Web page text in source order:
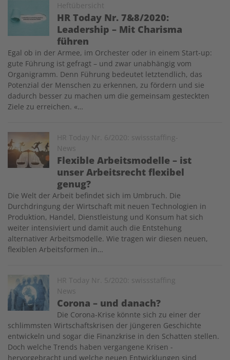
Heftübersicht
HR Today Nr. 7&8/2020:
Leadership – Mit Charisma
führen
Egal ob in der Armee, im Orchester oder in einem Start-up:
gute Führung ist gefragt – und zwar unabhängig vom
Organigramm. Denn Führung bedeutet letztendlich, das
Potenzial der Menschen zu erkennen, zu fördern und sie
dadurch besser zu machen um die gemeinsam gesteckten
Ziele zu erreichen. «…
HR Today Nr. 6/2020: swissstaffing-
News
Flexible Arbeitsmodelle – ist
unser Arbeitsrecht flexibel
genug?
Image
Die Welt der Arbeit befindet sich im Umbruch. Die
Durchdringung der Wirtschaft mit neuen Technologien in
Produktion, Handel, Dienstleistung und Konsum hat sich
weiter intensiviert und damit auch die Entstehung
alternativer Arbeitsmodelle. Wie tragen wir diesen neuen,
flexiblen Arbeitsformen in…
HR Today Nr. 5/2020: swissstaffing
News
Corona – und danach?
Image
Die Corona-Krise könnte sich zu einer der
schlimmsten Wirtschafts­krisen der jüngeren Geschichte
entwickeln und sogar die Finanzkrise in den Schatten stellen.
Doch welche Trends haben vergangene Krisen ­
hervorgebracht und welche neuen Entwicklungen sind